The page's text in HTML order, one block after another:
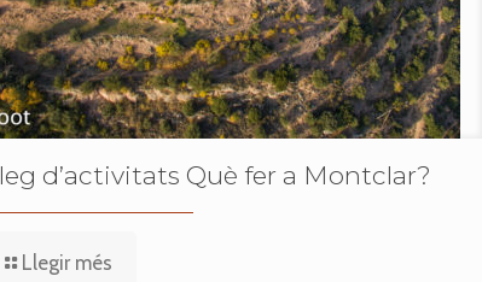
d’activitats Què fer a Montclar?
Llegir més